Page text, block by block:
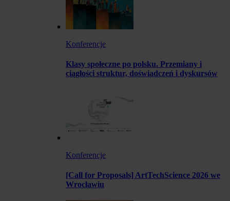
Konferencje
Klasy społeczne po polsku. Przemiany i
ciągłości struktur, doświadczeń i dyskursów
Konferencje
[Call for Proposals] ArtTechScience 2026 we
Wrocławiu